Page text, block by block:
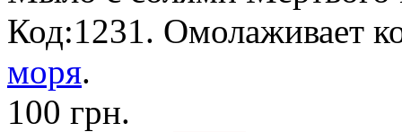
Код:1231. Омолаживает
моря.
100 грн.